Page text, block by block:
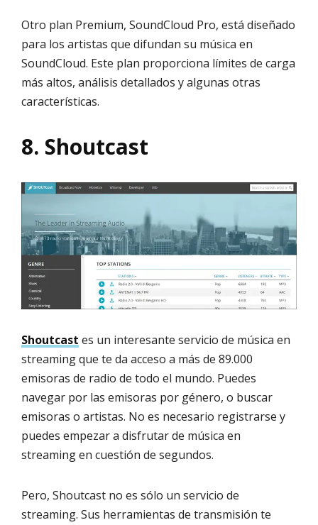
Otro plan Premium, SoundCloud Pro, está diseñado
para los artistas que difundan su música en
SoundCloud. Este plan proporciona límites de carga
más altos, análisis detallados y algunas otras
características.
8. Shoutcast
Shoutcast es un interesante servicio de música en
streaming que te da acceso a más de 89.000
emisoras de radio de todo el mundo. Puedes
navegar por las emisoras por género, o buscar
emisoras o artistas. No es necesario registrarse y
puedes empezar a disfrutar de música en
streaming en cuestión de segundos.
Pero, Shoutcast no es sólo un servicio de
streaming. Sus herramientas de transmisión te